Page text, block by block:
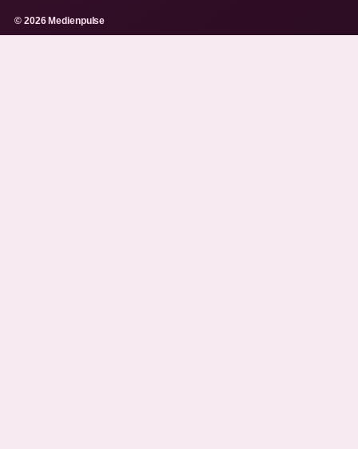
© 2026 Medienpulse